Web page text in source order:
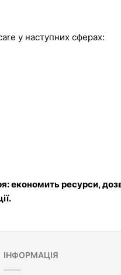
у наступних сферах:
ресурси,
ІНФОРМАЦІЯ